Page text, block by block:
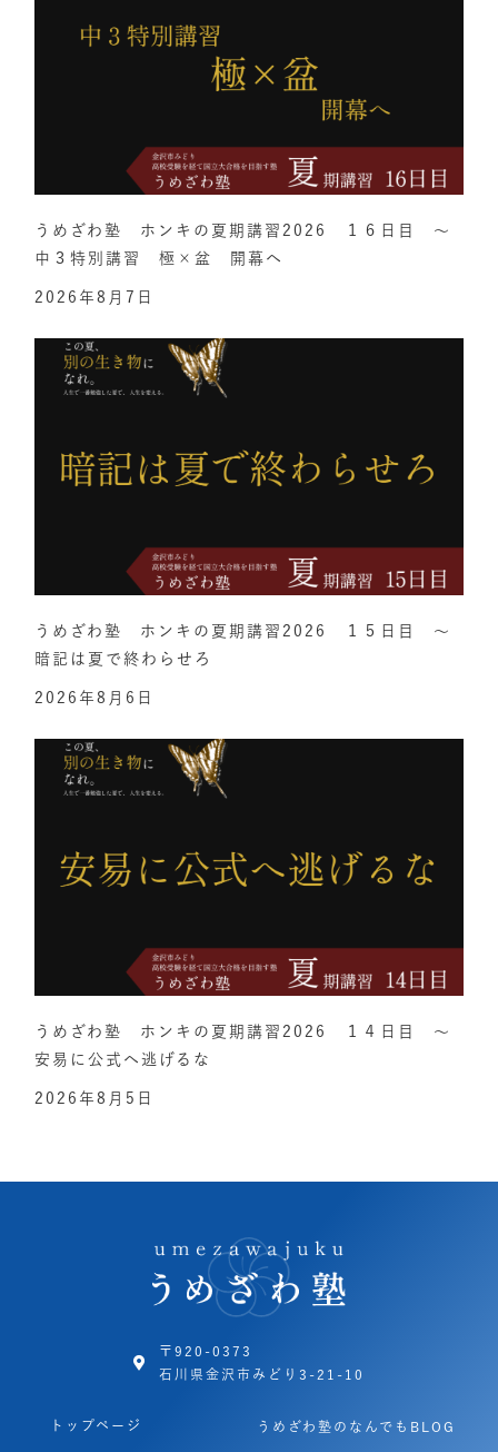
うめざわ塾 ホンキの夏期講習2026 １６日目 ～
中３特別講習 極×盆 開幕へ
2026年8月7日
うめざわ塾 ホンキの夏期講習2026 １５日目 ～
暗記は夏で終わらせろ
2026年8月6日
うめざわ塾 ホンキの夏期講習2026 １４日目 ～
安易に公式へ逃げるな
2026年8月5日
〒920-0373
石川県金沢市みどり3-21-10
トップページ うめざわ塾のなんでもBLOG